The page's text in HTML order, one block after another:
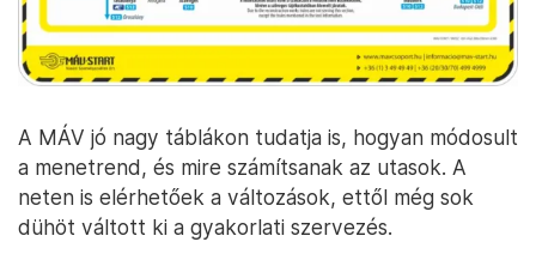
A MÁV jó nagy táblákon tudatja is, hogyan módosult
a menetrend, és mire számítsanak az utasok. A
neten is elérhetőek a változások, ettől még sok
dühöt váltott ki a gyakorlati szervezés.